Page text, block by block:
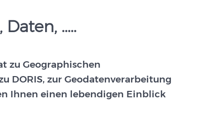
.....
zu Geographischen
DORIS, zur Geodatenverarbeitung
Ihnen einen lebendigen Einblick